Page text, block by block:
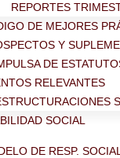
REPORTES
DE MEJORES
Y
DE
RELEVANTES
SOCIAL
DE RESP. SOCIAL